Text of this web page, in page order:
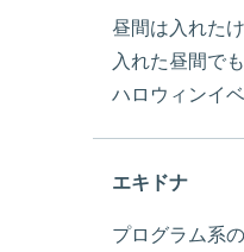
昼間は入れた
入れた昼間で
ハロウィンイ
エキドナ
プログラム系